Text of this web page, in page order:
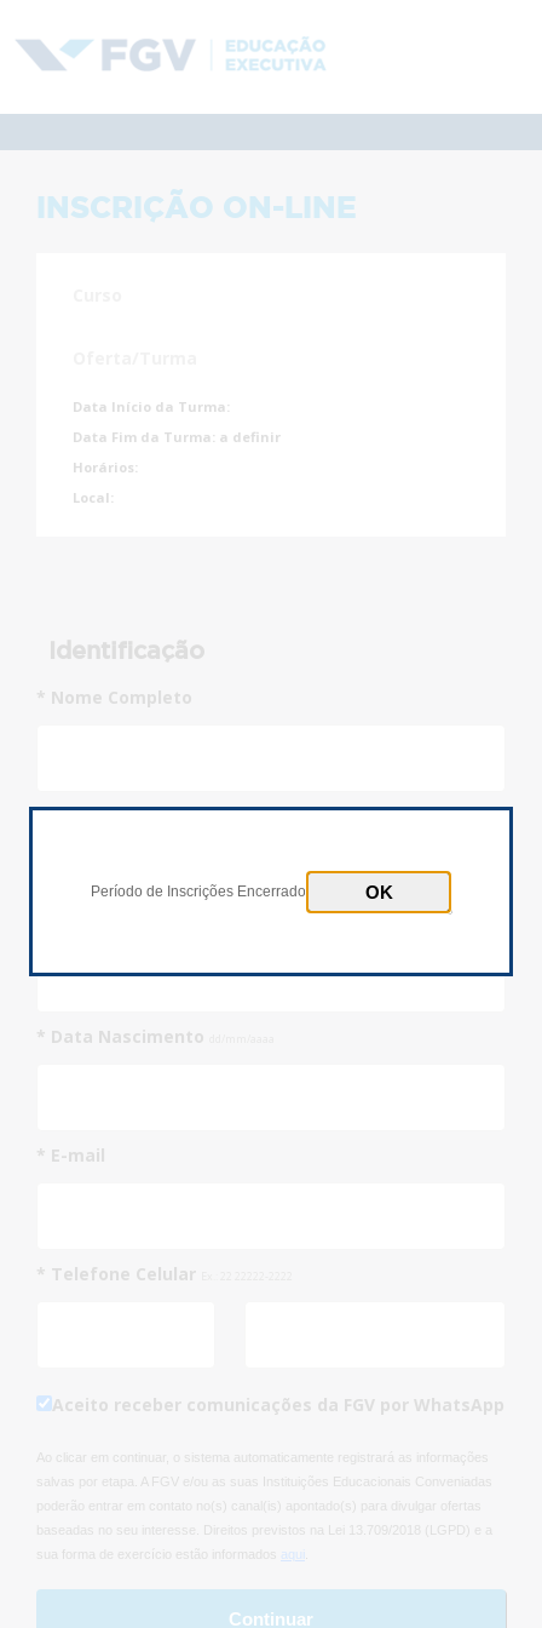
INSCRIÇÃO ON-LINE
Data Início da Turma:
Data Fim da Turma: a definir
Horários:
Local:
Identificação
* Nome Completo
* Documento
* Data Nascimento
* E-mail
* Telefone Celular
Aceito receber comunicações da FGV por WhatsApp
Ao clicar em continuar, o sistema automaticamente registrará as informações
salvas por etapa. A FGV e/ou as suas Instituições Educacionais Conveniadas
poderão entrar em contato no(s) canal(is) apontado(s) para divulgar ofertas
baseadas no seu interesse. Direitos previstos na Lei 13.709/2018 (LGPD) e a
sua forma de exercício estão informados
aqui
Continuar
Período de Inscrições Encerrado